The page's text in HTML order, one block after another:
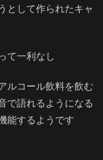
として作られたキャ
て一利なし
ルコール飲料を飲む
で語れるようになる
能するようです